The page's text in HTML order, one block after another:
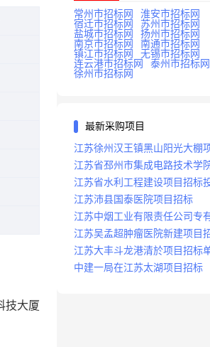
技大厦
常州市招标网
淮安市招标网
宿迁市招标网
苏州市招标网
盐城市招标网
扬州市招标网
南京市招标网
南通市招标网
镇江市招标网
无锡市招标网
连云港市招标网
泰州市招标网
徐州市招标网
最新采购项目
江苏徐州汉王镇黑山阳光大棚
江苏省邳州市集成电路技术学
江苏省水利工程建设项目招标
法
江苏沛县国泰医院项目招标
江苏中烟工业有限责任公司专
容项目招标
江苏吴孟超肿瘤医院新建项目
江苏大丰斗龙港清於项目招标
中建一局在江苏太湖项目招标